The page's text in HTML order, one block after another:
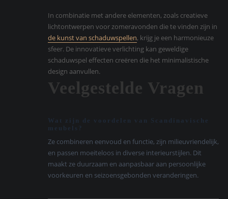
In combinatie met andere elementen, zoals creatieve
lichtontwerpen voor zomeravonden die te vinden zijn in
de kunst van schaduwspellen, krijg je een harmonieuze
sfeer. De innovatieve verlichting kan geweldige
schaduwspel effecten creëren die het minimalistische
design aanvullen.
Veelgestelde Vragen
Wat zijn de voordelen van Scandinavische
meubels?
Ze combineren eenvoud en functie, zijn milieuvriendelijk,
en passen moeiteloos in diverse interieurstijlen. Dit
maakt ze duurzaam en aanpasbaar aan persoonlijke
voorkeuren en seizoensgebonden veranderingen.